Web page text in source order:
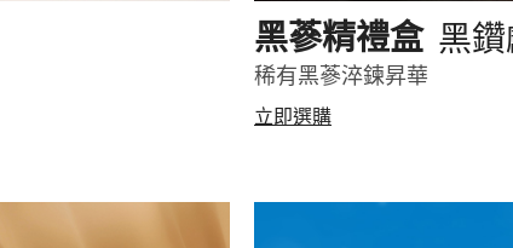
黑蔘精禮盒 黑
稀有黑蔘淬鍊昇華
立即選購